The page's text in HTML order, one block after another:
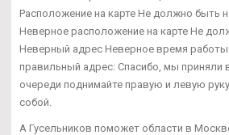
Расположение на карте Не должно быть
Неверное расположение на карте Не
Неверный адрес Неверное время работы
правильный адрес: Спасибо, мы приняли
очереди поднимайте правую и левую
собой.
А Гусельников поможет области в